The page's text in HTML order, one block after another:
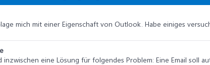
mich mit einer Eigenschaft von Outlook. Habe einiges
inzwischen eine Lösung für folgendes Problem: Eine Email soll